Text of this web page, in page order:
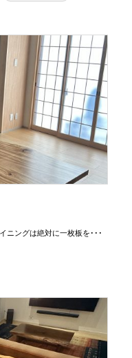
ニングは絶対に一枚板を･･･